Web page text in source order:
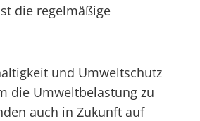
die regelmäßige
und Umweltschutz
die Umweltbelastung zu
auch in Zukunft auf